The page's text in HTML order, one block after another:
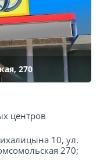
270
центров
10, ул.
270;